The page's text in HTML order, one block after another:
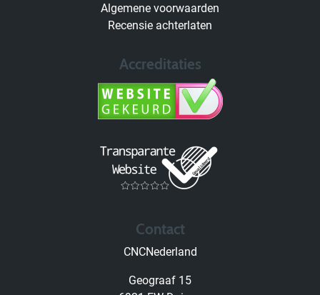
Algemene voorwaarden
Recensie achterlaten
Accreditaties
Contact
CNCNederland
Geograaf 15